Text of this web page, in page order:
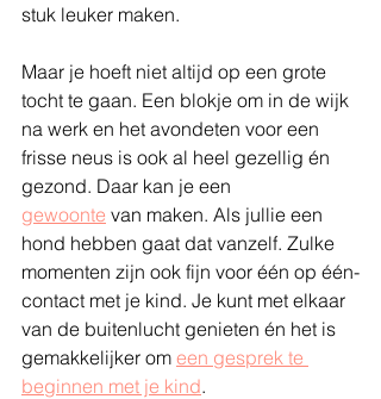
stuk leuker maken.
Maar je hoeft niet altijd op een grote
tocht te gaan. Een blokje om in de wijk
na werk en het avondeten voor een
frisse neus is ook al heel gezellig én
gezond. Daar kan je een
gewoonte van maken. Als jullie een
hond hebben gaat dat vanzelf. Zulke
momenten zijn ook fijn voor één op één-
contact met je kind. Je kunt met elkaar
van de buitenlucht genieten én het is
gemakkelijker om een gesprek te
beginnen met je kind.